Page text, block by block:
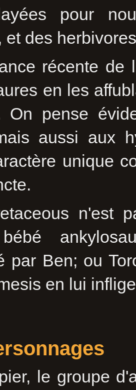
pour
et des
récente de
en les
On pense
aussi aux
unique
n'est
par Ben; ou
en lui
le groupe